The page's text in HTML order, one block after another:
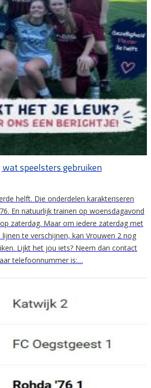
wat speelsters gebruiken
helft. Die onderdelen karakteriseren
En natuurlijk trainen op woensdagavond
zaterdag. Maar om iedere zaterdag met
te verschijnen, kan Vrouwen 2 nog
Lijkt het jou iets? Neem dan contact
telefoonnummer is:…